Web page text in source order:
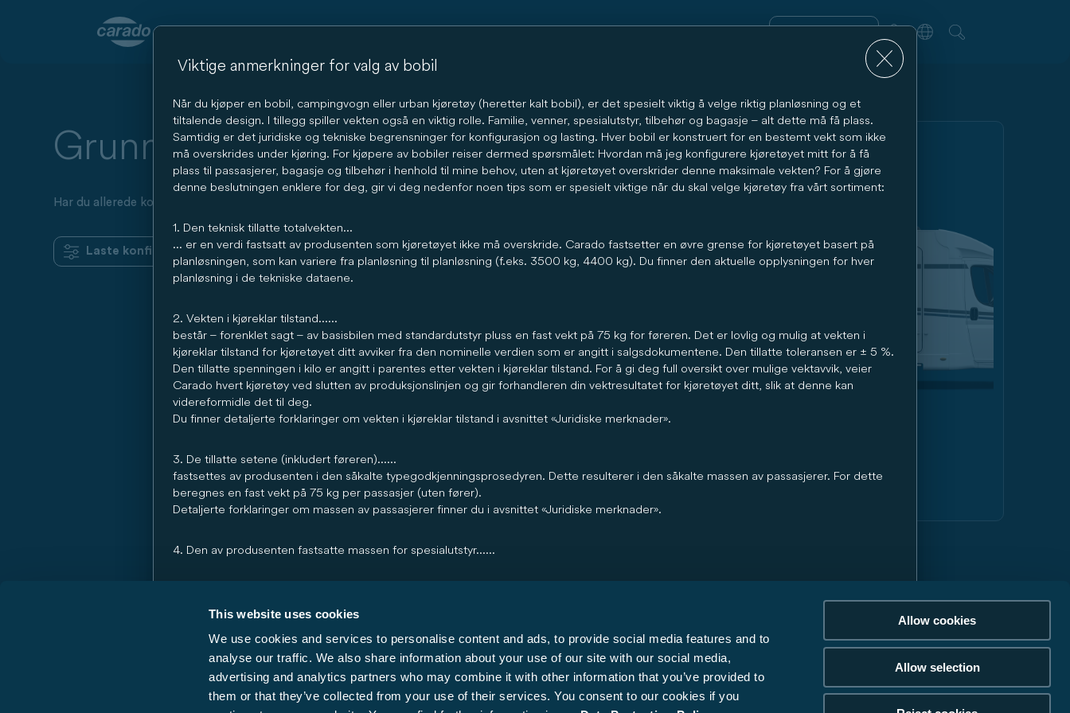
This website uses cookies
We use cookies and services to personalise content and ads, to provide social media features and to
analyse our traffic. We also share information about your use of our site with our social media,
advertising and analytics partners who may combine it with other information that you’ve provided to
them or that they’ve collected from your use of their services. You consent to our cookies if you
Allow cookies
Allow selection
Grunnrids
Har du allerede konfigurert et kjøretøy?
Laste konfigurasjon
Bybobiler
from kr 769 000
Vans
Durch Scrolling wird der Button zum Akzeptieren der Hinweise im Overlay aktiv. Bitte scrollen Sie so weit nach unten, bis der
Viktige anmerkninger for valg av bobil
Når du kjøper en bobil, campingvogn eller urban kjøretøy (heretter kalt bobil), er det spesielt viktig å velge riktig planløsning og et
tiltalende design. I tillegg spiller vekten også en viktig rolle. Familie, venner, spesialutstyr, tilbehør og bagasje – alt dette må få plass.
Samtidig er det juridiske og tekniske begrensninger for konfigurasjon og lasting. Hver bobil er konstruert for en bestemt vekt som ikke
må overskrides under kjøring. For kjøpere av bobiler reiser dermed spørsmålet: Hvordan må jeg konfigurere kjøretøyet mitt for å få
plass til passasjerer, bagasje og tilbehør i henhold til mine behov, uten at kjøretøyet overskrider denne maksimale vekten? For å gjøre
denne beslutningen enklere for deg, gir vi deg nedenfor noen tips som er spesielt viktige når du skal velge kjøretøy fra vårt sortiment:
1. Den teknisk tillatte totalvekten...
... er en verdi fastsatt av produsenten som kjøretøyet ikke må overskride. Carado fastsetter en øvre grense for kjøretøyet basert på
planløsningen, som kan variere fra planløsning til planløsning (f.eks. 3500 kg, 4400 kg). Du finner den aktuelle opplysningen for hver
planløsning i de tekniske dataene.
2. Vekten i kjøreklar tilstand......
består – forenklet sagt – av basisbilen med standardutstyr pluss en fast vekt på 75 kg for føreren. Det er lovlig og mulig at vekten i
kjøreklar tilstand for kjøretøyet ditt avviker fra den nominelle verdien som er angitt i salgsdokumentene. Den tillatte toleransen er ± 5 %.
Den tillatte spenningen i kilo er angitt i parentes etter vekten i kjøreklar tilstand. For å gi deg full oversikt over mulige vektavvik, veier
Carado hvert kjøretøy ved slutten av produksjonslinjen og gir forhandleren din vektresultatet for kjøretøyet ditt, slik at denne kan
videreformidle det til deg.
Du finner detaljerte forklaringer om vekten i kjøreklar tilstand i avsnittet «Juridiske merknader».
3. De tillatte setene (inkludert føreren)......
fastsettes av produsenten i den såkalte typegodkjenningsprosedyren. Dette resulterer i den såkalte massen av passasjerer. For dette
beregnes en fast vekt på 75 kg per passasjer (uten fører).
Detaljerte forklaringer om massen av passasjerer finner du i avsnittet «Juridiske merknader».
4. Den av produsenten fastsatte massen for spesialutstyr......
at minimumsnyttelasten, dvs. den lovpålagte frie massen for bagasje og ettermontert tilbehør, faktisk er tilgjengelig for last på
kjøretøyene som leveres av Carado. Skulle veien ved slutten av produksjonslinjen i unntakstilfeller likevel vise at den faktiske
lastekapasiteten ligger under minimumsnyttelasten på grunn av en tillatt vektavvik oppover, vil vi før levering av kjøretøyet sammen med
din forhandler og deg vurdere om vi for eksempel skal øke kjøretøyets lastekapasitet, redusere antall seter eller fjerne spesialutstyr.
Detaljerte forklaringer om virkningene av toleransene på minimumsnyttelasten og nyttelasten finner du i avsnittet «Juridiske merknader».